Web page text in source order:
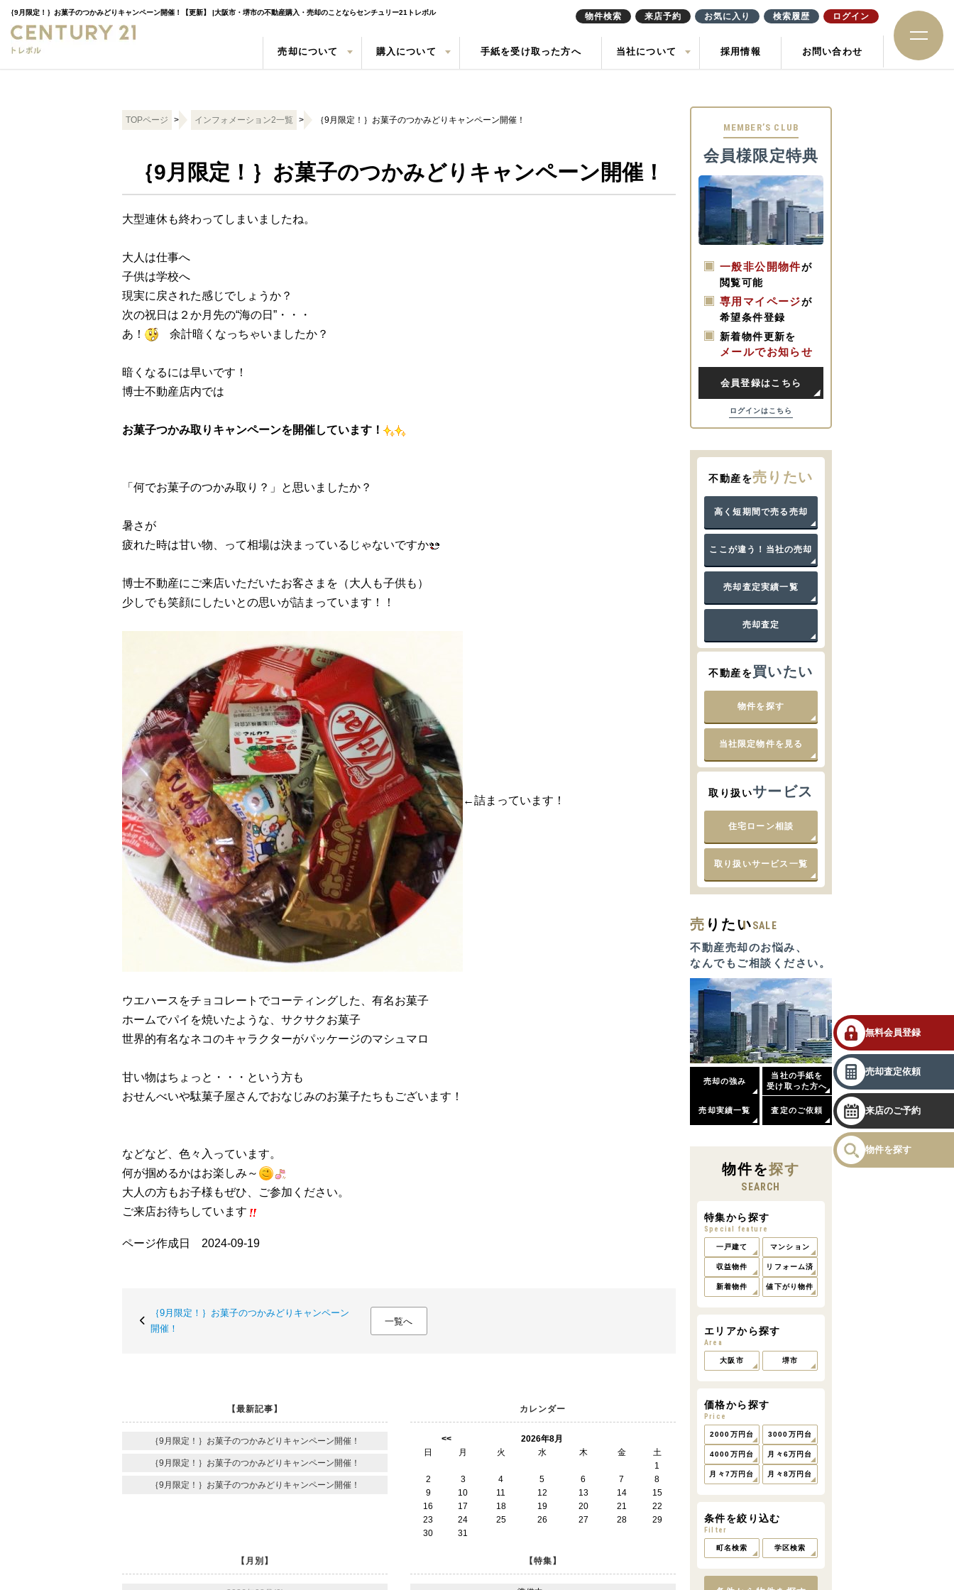
｛9月限定！｝お菓子のつかみどりキャンペーン開催！【更新】 |大阪市・堺市の不動産購入・売却のことならセンチュリー21トレボル
売却について
空き家 相続 買取
購入について
町名検索 学区検索 現地販売会情報
手紙を受け取った方へ 当社について 採用情報 お問い合わせ
無料会員登録
売却査定依頼
来店のご予約
物件を探す
TOPページ > インフォメーション2一覧 > ｛9月限定！｝お菓子のつかみどりキャンペーン開催！
｛9月限定！｝お菓子のつかみどりキャンペーン開催！
大型連休も終わってしまいましたね。
大人は仕事へ
子供は学校へ
現実に戻された感じでしょうか？
次の祝日は２か月先の“海の日”・・・
あ！
余計暗くなっちゃいましたか？
暗くなるには早いです！
博士不動産店内では
お菓子つかみ取りキャンペーンを開催しています！
「何でお菓子のつかみ取り？」と思いましたか？
暑さが
疲れた時は甘い物、って相場は決まっているじゃないですか
博士不動産にご来店いただいたお客さまを（大人も子供も）
少しでも笑顔にしたいとの思いが詰まっています！！
←詰まっています！
ウエハースをチョコレートでコーティングした、有名お菓子
ホームでパイを焼いたような、サクサクお菓子
世界的有名なネコのキャラクターがパッケージのマシュマロ
甘い物はちょっと・・・という方も
おせんべいや駄菓子屋さんでおなじみのお菓子たちもございます！
などなど、色々入っています。
何が掴めるかはお楽しみ～
大人の方もお子様もぜひ、ご参加ください。
ご来店お待ちしています
ページ作成日 2024-09-19
｛9月限定！｝お菓子のつかみどりキャンペーン
開催！
一覧へ
【最新記事】
｛9月限定！｝お菓子のつかみどりキャンペーン開催！
｛9月限定！｝お菓子のつかみどりキャンペーン開催！
｛9月限定！｝お菓子のつかみどりキャンペーン開催！
カレンダー
<<
2026年8月
日
月 火 水 木 金
土
1
2
3 4 5 6 7
8
9
10 11 12 13 14
15
16
17 18 19 20 21
22
23
24 25 26 27 28
29
30
31
【月別】 【特集】
MEMBER’S CLUB
会員様限定特典
一般非公開物件が
閲覧可能
専用マイページが
希望条件登録
新着物件更新を
メールでお知らせ
会員登録はこちら
ログインはこちら
不動産を売りたい
高く短期間で売る売却
ここが違う！当社の売却
売却査定実績一覧
売却査定
不動産を買いたい
物件を探す
当社限定物件を見る
取り扱いサービス
住宅ローン相談
取り扱いサービス一覧
売 りたいSALE
不動産売却のお悩み、
なんでもご相談ください。
売却の強み
当社の手紙を
受け取った方へ
売却実績一覧 査定のご依頼
物件を探す
SEARCH
特集から探す
Special feature
一戸建て マンション
収益物件 リフォーム済
新着物件 値下がり物件
エリアから探す
Area
大阪市 堺市
価格から探す
Price
2000万円台 3000万円台
4000万円台 月々6万円台
月々7万円台 月々8万円台
条件を絞り込む
Filter
町名検索 学区検索
物件検索 来店予約 お気に入り 検索履歴 ログイン